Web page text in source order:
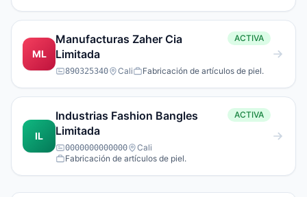
ML
Manufacturas Zaher Cia
Limitada
ACTIVA
890325340 Cali Fabricación de artículos de piel.
IL
Industrias Fashion Bangles
Limitada
ACTIVA
0000000000000
Cali
Fabricación de artículos de piel.